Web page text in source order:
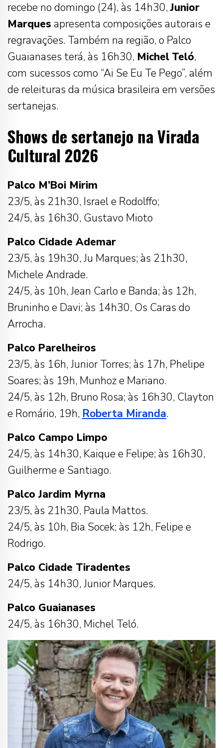
recebe no domingo (24), às 14h30,Junior
Marques apresenta composições autorais e
regravações. Também na região, o Palco
Guaianases terá, às 16h30, Michel Teló,
com sucessos como “Ai Se Eu Te Pego”, além
de releituras da música brasileira em versões
sertanejas.
Shows de sertanejo na Virada
Cultural 2026
Palco M’Boi Mirim
23/5, às 21h30, Israel e Rodolffo;
24/5, às 16h30, Gustavo Mioto
Palco Cidade Ademar
23/5, às 19h30, Ju Marques; às 21h30,
Michele Andrade.
24/5, às 10h, Jean Carlo e Banda; às 12h,
Bruninho e Davi; às 14h30, Os Caras do
Arrocha.
Palco Parelheiros
23/5, às 16h, Junior Torres; às 17h, Phelipe
Soares; às 19h, Munhoz e Mariano.
24/5, às 12h, Bruno Rosa; às 16h30, Clayton
e Romário, 19h, Roberta Miranda.
Palco Campo Limpo
24/5, às 14h30, Kaique e Felipe; às 16h30,
Guilherme e Santiago.
Palco Jardim Myrna
23/5, às 21h30, Paula Mattos.
24/5, às 10h, Bia Socek; às 12h, Felipe e
Rodrigo.
Palco Cidade Tiradentes
24/5, às 14h30, Junior Marques.
Palco Guaianases
24/5, às 16h30, Michel Teló.